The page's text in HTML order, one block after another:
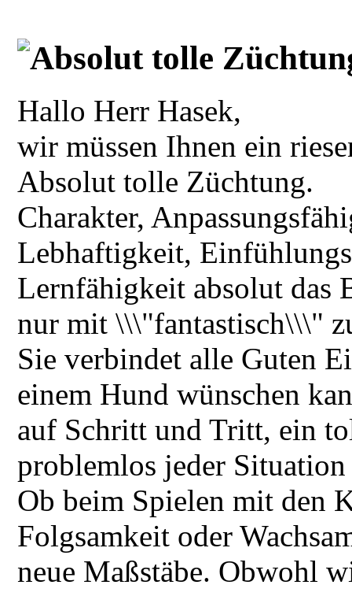
Absolut tolle
Hallo Herr Hasek,
wir müssen Ihnen ein
Absolut tolle Züchtung.
Charakter,
Lebhaftigkeit,
Lernfähigkeit absolut das
nur mit \\\"fantastisch\\\"
Sie verbindet alle Guten
einem Hund wünschen
auf Schritt und Tritt, ein
problemlos jeder Situation
Ob beim Spielen mit den
Folgsamkeit oder
neue Maßstäbe. Obwohl